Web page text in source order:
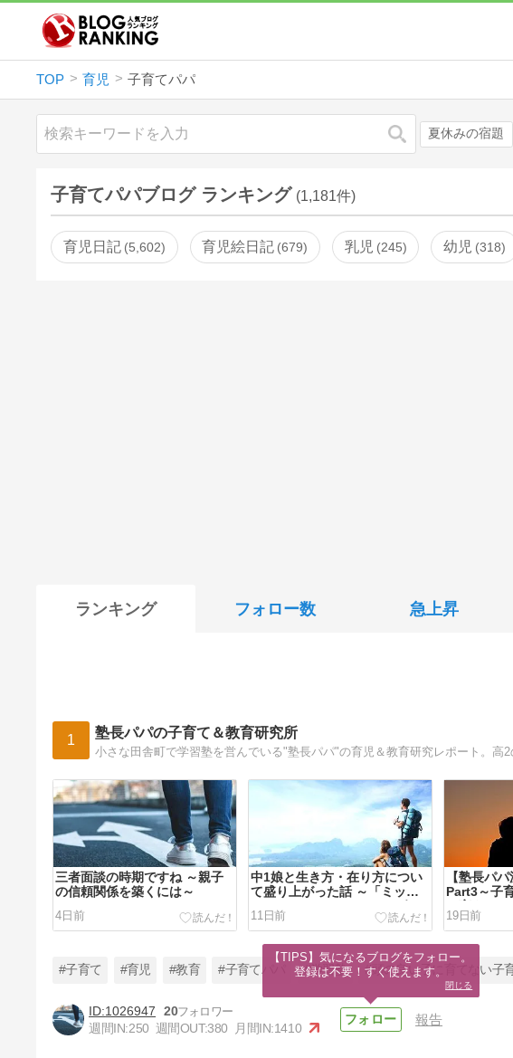
TOP 育児 子育てパパ
検索 夏休みの宿題
子育てパパブログ ランキング (1,181件)
育児日記 5,602 育児絵日記 679 乳児 245 幼児 318
ランキング フォロー数 急上昇
1 塾長パパの子育て＆教育研究所
三者面談の時期ですね ～親子
の信頼関係を築くには～
4日前
中1娘と生き方・在り方につい
て盛り上がった話 ～「ミッシ
ョンステートメント」って何？
～
11日前
【塾長パ
Part3～子
も変える～
19日前
#子育て #育児 #教育 #子育てパパ #学習塾 #頭の良い子に育てない子
1026947
20
週間IN:250 週間OUT:380 月間IN:1410
報告
【TIPS】気になるブログをフォロー。
登録は不要！すぐ使えます。
閉じる